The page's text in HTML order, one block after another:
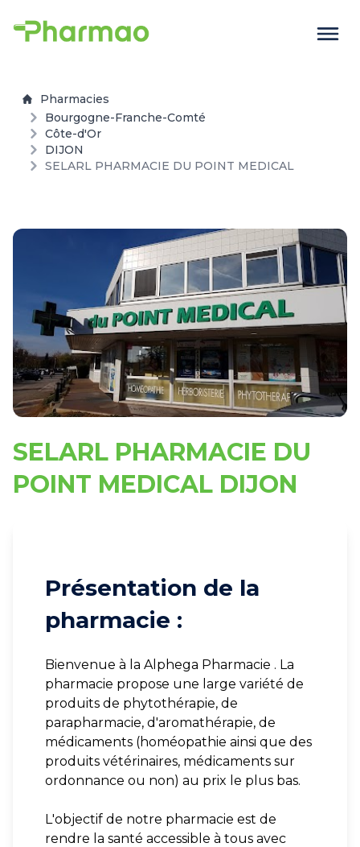
Pharmacies
Bourgogne-Franche-Comté
Côte-d'Or
DIJON
SELARL PHARMACIE DU POINT MEDICAL
SELARL PHARMACIE DU
POINT MEDICAL DIJON
Présentation de la
pharmacie :
Bienvenue à la Alphega Pharmacie . La
pharmacie propose une large variété de
produits de phytothérapie, de
parapharmacie, d'aromathérapie, de
médicaments (homéopathie ainsi que des
produits vétérinaires, médicaments sur
ordonnance ou non) au prix le plus bas.
L'objectif de notre pharmacie est de
rendre la santé accessible à tous avec